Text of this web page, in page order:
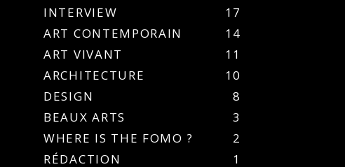
INTERVIEW
17
ART CONTEMPORAIN
14
ART VIVANT
11
ARCHITECTURE
10
DESIGN
8
BEAUX ARTS
3
WHERE IS THE FOMO ?
2
RÉDACTION
1